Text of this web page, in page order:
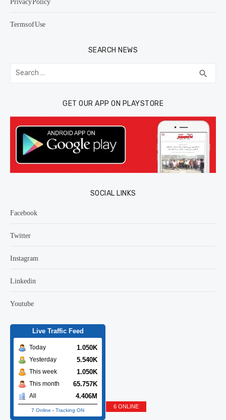
Terms of Use
SEARCH NEWS
Search
for: search
GET OUR APP ON PLAYSTORE
SOCIAL LINKS
Facebook
Twitter
Instagram
Linkedin
Youtube
Live Traffic Feed
Today 1.050K
Yesterday 5.540K
This week 1.050K
This month 65.757K
All 4.406M
7 Online - Tracking ON
6 ONLINE